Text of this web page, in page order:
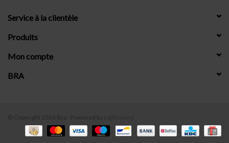
Service à la clientèle
Produits
Mon compte
BRA
© Copyright 2026 Bra - Powered by